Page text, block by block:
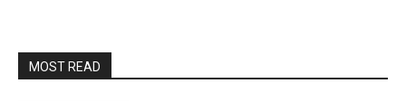
MOST READ